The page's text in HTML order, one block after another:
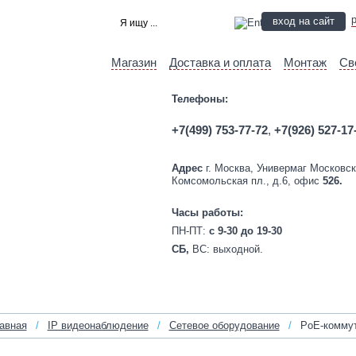
вход на сайт
Магазин Доставка и оплата Монтаж
Телефоны:
+7(499) 753-77-72, +7(926) 527-
Адресг. Москва, Универмаг
Комсомольская пл., д.6, офис 526.
Часы работы:
ПН-ПТ: c 9-30 до 19-30
СБ, ВС: выходной.
/ IP видеонаблюдение / Сетевое оборудование / PoE-